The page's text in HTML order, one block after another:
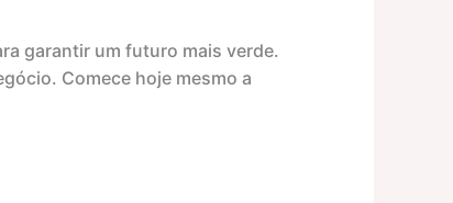
garantir um futuro mais verde.
Comece hoje mesmo a